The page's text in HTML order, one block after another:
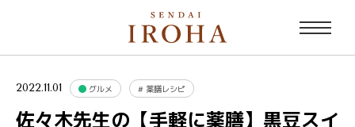
2022.11.01 グルメ # 薬膳レシピ
佐々木先生の【手軽に薬膳】黒豆スイ